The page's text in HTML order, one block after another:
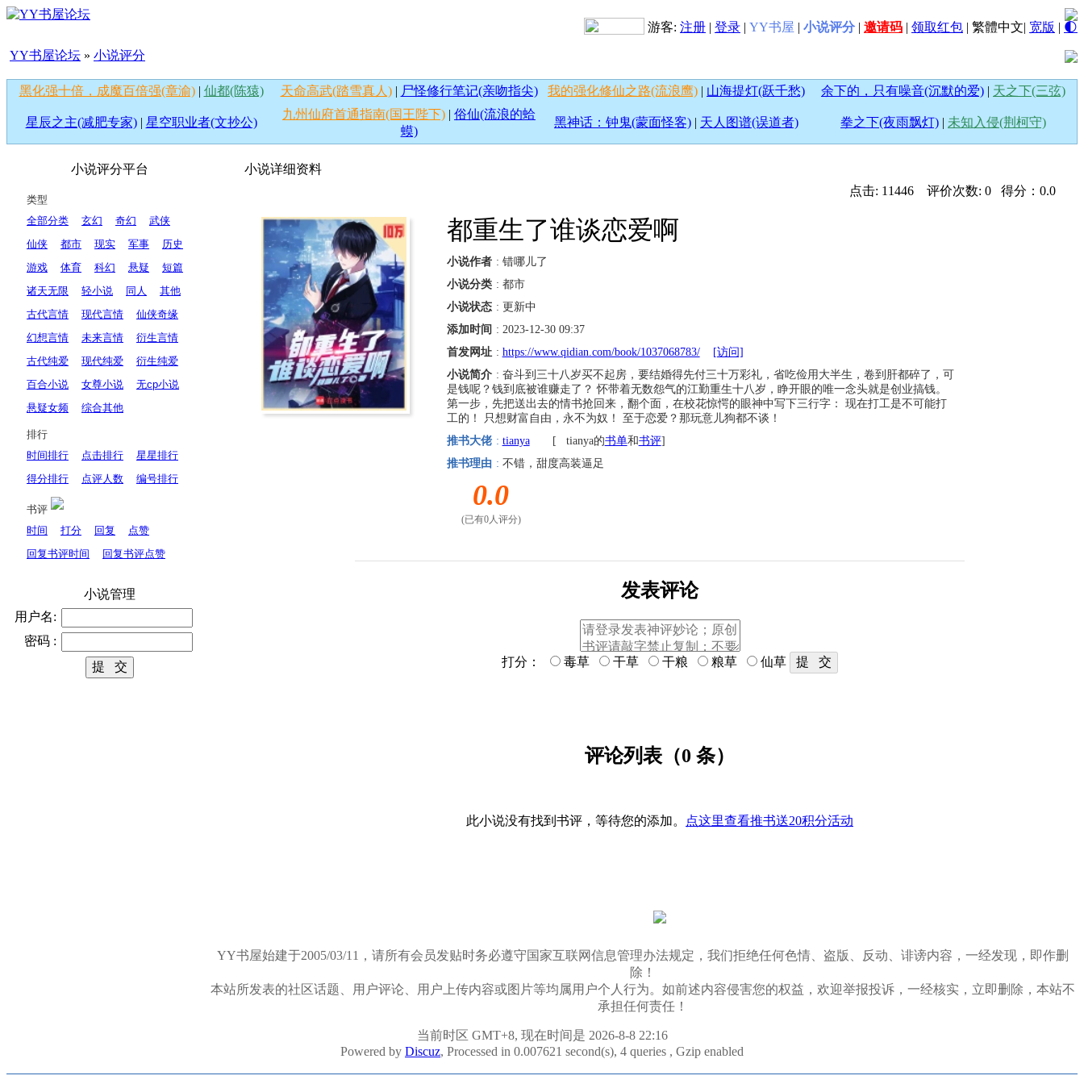
游客: 注册 | 登录 | YY书屋 | 小说评分 | 邀请码 | 领取红包 | 繁體中文| 宽版 | 🌓
YY书屋论坛 » 小说评分
黑化强十倍，成魔百倍强(章渝)| 仙都(陈猿) 天命高武(踏雪真人)| 尸怪修行笔记(亲吻指尖) 我的强化修仙之路(流浪鹰) | 山海提灯(跃千愁) 余下的，只有噪音(沉默的爱) | 天之下(三弦)
星辰之主(减肥专家)| 星空职业者(文抄公)
九州仙府首通指南(国王陛下) | 俗仙(流浪的蛤
蟆)
黑神话：钟鬼(蒙面怪客) | 天人图谱(误道者) 拳之下(夜雨飘灯) | 未知入侵(荆柯守)
小说评分平台
类型
全部分类
玄幻 奇幻
武侠
仙侠
都市 现实 军事
历史
游戏
体育 科幻 悬疑
短篇
诸天无限
轻小说 同人
其他
古代言情
现代言情
仙侠奇缘
幻想言情
未来言情
衍生言情
古代纯爱
现代纯爱
衍生纯爱
百合小说
女尊小说
无cp小说
悬疑女频
综合其他
排行
时间排行
点击排行
星星排行
得分排行
点评人数 编号排行
书评
时间
打分 回复
点赞
回复书评时间
回复书评点赞
小说管理
用户名:
密码 :
小说详细资料
点击: 11446 评价次数: 0 得分：0.0
都重生了谁谈恋爱啊
小说作者 : 错哪儿了
小说分类 : 都市
小说状态 : 更新中
添加时间 : 2023-12-30 09:37
首发网址 : https://www.qidian.com/book/1037068783/
[访问]
小说简介 : 奋斗到三十八岁买不起房，要结婚得先付三十万彩礼，省吃俭用大半生，卷到肝都碎了，可
是钱呢？钱到底被谁赚走了？ 怀带着无数怨气的江勤重生十八岁，睁开眼的唯一念头就是创业搞钱。
第一步，先把送出去的情书抢回来，翻个面，在校花惊愕的眼神中写下三行字： 现在打工是不可能打
工的！ 只想财富自由，永不为奴！ 至于恋爱？那玩意儿狗都不谈！
推书大佬 : tianya[ tianya的书单和书评]
推书理由 : 不错，甜度高装逼足
0.0
(已有0人评分)
发表评论
打分： 毒草 干草 干粮 粮草 仙草
评论列表（0 条）
此小说没有找到书评，等待您的添加。 点这里查看推书送20积分活动
YY书屋始建于2005/03/11，请所有会员发贴时务必遵守国家互联网信息管理办法规定，我们拒绝任何色情、盗版、反动、诽谤内容，一经发现，即作删
除！
本站所发表的社区话题、用户评论、用户上传内容或图片等均属用户个人行为。如前述内容侵害您的权益，欢迎举报投诉，一经核实，立即删除，本站不
承担任何责任！
当前时区 GMT+8, 现在时间是 2026-8-8 22:16
Powered by Discuz, Processed in 0.007621 second(s), 4 queries , Gzip enabled